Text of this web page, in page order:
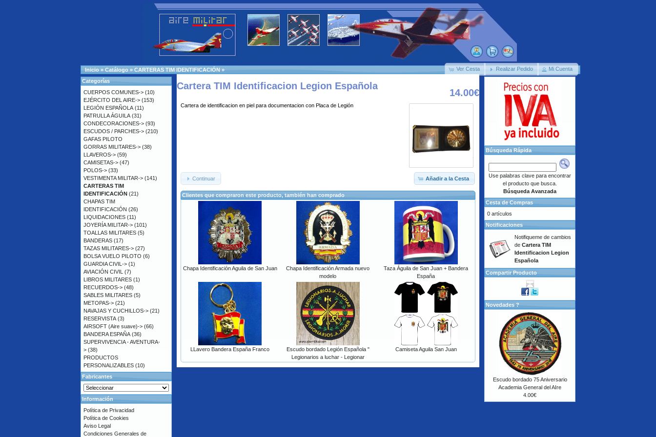
Ver Cesta Realizar Pedido Mi Cuenta
Inicio » Catálogo » CARTERAS TIM IDENTIFICACIÓN »
14.00€
Cartera TIM Identificacion Legion Española
Cartera de identificacion en piel para documentacion con Placa de Legión
Añadir a la Cesta
Continuar
Clientes que compraron este producto, también han comprado
Chapa Identificación Aguila de San Juan
Chapa Identificación Armada nuevo
modelo
Taza Águila de San Juan + Bandera
España
LLavero Bandera España Franco
Escudo bordado Legión Española "
Legionarios a luchar - Legionar
Camiseta Aguila San Juan
Categorías
CUERPOS COMUNES-> (10)
EJÉRCITO DEL AIRE-> (153)
LEGIÓN ESPAÑOLA (11)
PATRULLA ÁGUILA (31)
CONDECORACIONES-> (93)
ESCUDOS / PARCHES-> (210)
GAFAS PILOTO
GORRAS MILITARES-> (38)
LLAVEROS-> (59)
CAMISETAS-> (47)
POLOS-> (33)
VESTIMENTA MILITAR-> (141)
CARTERAS TIM
IDENTIFICACIÓN (21)
CHAPAS TIM
IDENTIFICACIÓN (26)
LIQUIDACIONES (11)
JOYERÍA MILITAR-> (101)
TOALLAS MILITARES (5)
BANDERAS (17)
TAZAS MILITARES-> (27)
BOLSA VUELO PILOTO (6)
GUARDIA CIVIL-> (1)
AVIACIÓN CIVIL (7)
LIBROS MILITARES (1)
RECUERDOS-> (48)
SABLES MILITARES (5)
METOPAS-> (21)
NAVAJAS Y CUCHILLOS-> (21)
RESERVISTA (3)
AIRSOFT (Aire suave)-> (66)
BANDERA ESPAÑA (36)
SUPERVIVENCIA - AVENTURA-
> (38)
PRODUCTOS
PERSONALIZABLES (10)
Fabricantes
Información
Política de Privacidad
Política de Cookies
Aviso Legal
Condiciones Generales de
Búsqueda Rápida
Use palabras clave para encontrar
el producto que busca.
Búsqueda Avanzada
Cesta de Compras
0 artículos
Notificaciones
Notifiqueme de cambios
de Cartera TIM
Identificacion Legion
Española
Compartir Producto
Novedades ?
Escudo bordado 75 Aniversario
Academia General del AIre
4.00€